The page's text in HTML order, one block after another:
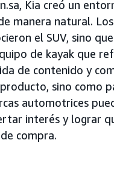
Kia creó un
manera natural.
el SUV, sino
de kayak que
de contenido y
sino como
automotrices
interés y lograr
compra.